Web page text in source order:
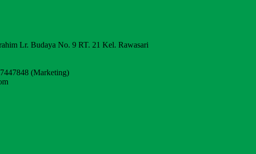
Lr. Budaya No. 9 RT. 21 Kel. Rawasari
(Marketing)